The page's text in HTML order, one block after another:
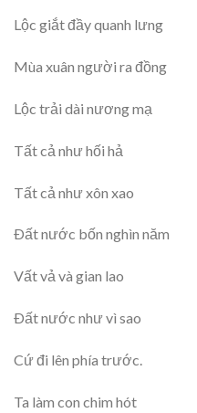
Lộc giắt đầy quanh lưng
Mùa xuân người ra đồng
Lộc trải dài nương mạ
Tất cả như hối hả
Tất cả như xôn xao
Ðất nước bốn nghìn năm
Vất vả và gian lao
Ðất nước như vì sao
Cứ đi lên phía trước.
Ta làm con chim hót